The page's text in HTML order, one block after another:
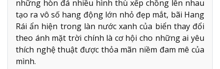
những hòn đá nhiều hình thù xếp chồng lên nhau
tạo ra vô số hang động lớn nhỏ đẹp mắt, bãi Hang
Rái ẩn hiện trong làn nước xanh của biển thay đổi
theo ánh mặt trời chính là cơ hội cho những ai yêu
thích nghệ thuật được thỏa mãn niềm đam mê của
mình.